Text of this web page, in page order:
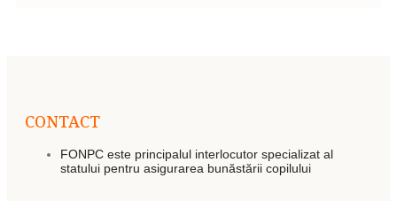
CONTACT
FONPC este principalul interlocutor specializat al
statului pentru asigurarea bunăstării copilului